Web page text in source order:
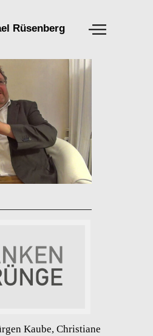
Kaube, Christiane